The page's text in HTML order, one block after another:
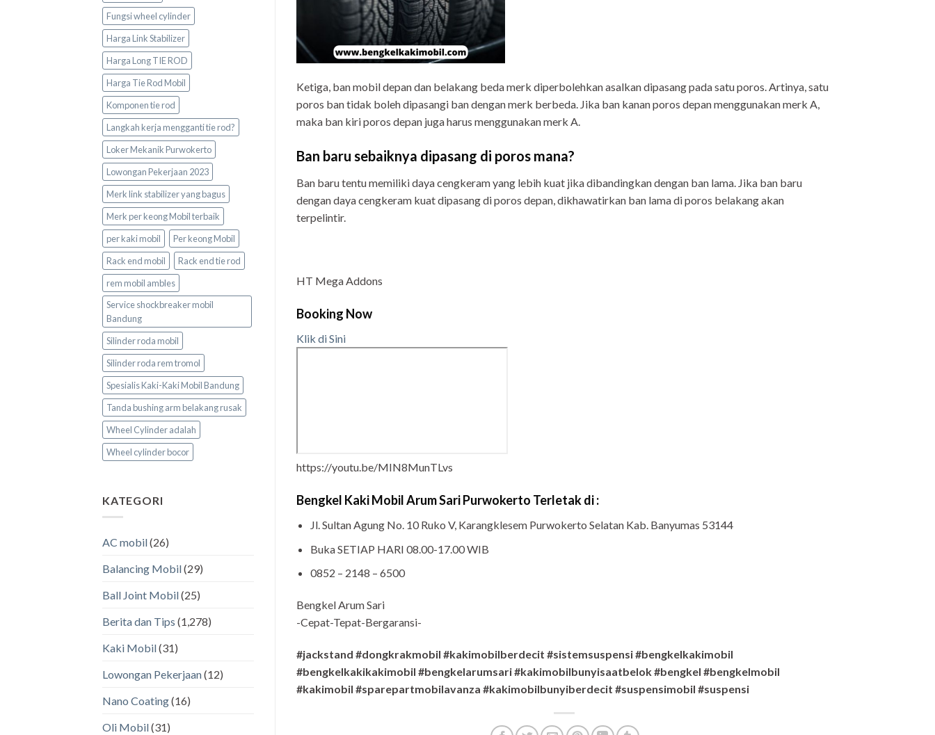
Fungsi wheel cylinder
Harga Link Stabilizer
Harga Long TIE ROD
Harga Tie Rod Mobil
Komponen tie rod
Langkah kerja mengganti tie rod?
Loker Mekanik Purwokerto
Lowongan Pekerjaan 2023
Merk link stabilizer yang bagus
Merk per keong Mobil terbaik
per kaki mobil
Per keong Mobil
Rack end mobil
Rack end tie rod
rem mobil ambles
Service shockbreaker mobil
Bandung
Silinder roda mobil
Silinder roda rem tromol
Spesialis Kaki-Kaki Mobil Bandung
Tanda bushing arm belakang rusak
Wheel Cylinder adalah
Wheel cylinder bocor
KATEGORI
AC mobil(26)
Balancing Mobil(29)
Ball Joint Mobil(25)
Berita dan Tips (1,278)
Kaki Mobil(31)
Lowongan Pekerjaan(12)
Nano Coating(16)
Oli Mobil(31)
Ketiga, ban mobil depan dan belakang beda merk diperbolehkan asalkan dipasang pada satu poros. Artinya, satu
poros ban tidak boleh dipasangi ban dengan merk berbeda. Jika ban kanan poros depan menggunakan merk A,
maka ban kiri poros depan juga harus menggunakan merk A.
Ban baru sebaiknya dipasang di poros mana?
Ban baru tentu memiliki daya cengkeram yang lebih kuat jika dibandingkan dengan ban lama. Jika ban baru
dengan daya cengkeram kuat dipasang di poros depan, dikhawatirkan ban lama di poros belakang akan
terpelintir.
HT Mega Addons
Booking Now
Klik di Sini
https://youtu.be/MIN8MunTLvs
Bengkel Kaki Mobil Arum Sari Purwokerto Terletak di :
Jl. Sultan Agung No. 10 Ruko V, Karangklesem Purwokerto Selatan Kab. Banyumas 53144
Buka SETIAP HARI 08.00-17.00 WIB
0852 – 2148 – 6500
Bengkel Arum Sari
-Cepat-Tepat-Bergaransi-
#jackstand #dongkrakmobil #kakimobilberdecit #sistemsuspensi #bengkelkakimobil
#bengkelkakikakimobil #bengkelarumsari #kakimobilbunyisaatbelok #bengkel #bengkelmobil
#kakimobil #sparepartmobilavanza #kakimobilbunyiberdecit #suspensimobil #suspensi